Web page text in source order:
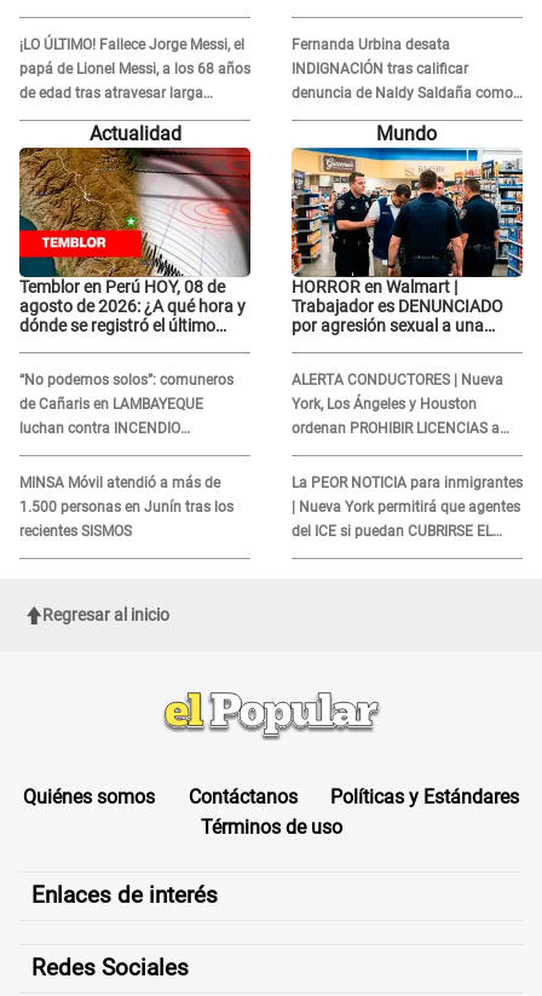
FORESTAL que sigue avanzando
¡LO ÚLTIMO! Fallece Jorge Messi, el
papá de Lionel Messi, a los 68 años
de edad tras atravesar larga
enfermedad
JUSTIFICA: "Por un error no vamos
a pagar todos"
Fernanda Urbina desata
INDIGNACIÓN tras calificar
denuncia de Naldy Saldaña como
'acto bochornoso': "No es justo
atacar a otra mujer"
Actualidad
Temblor en Perú HOY, 08 de
agosto de 2026: ¿A qué hora y
dónde se registró el último
“No podemos solos”: comuneros
de Cañaris en LAMBAYEQUE
luchan contra INCENDIO
FORESTAL que sigue avanzando
MINSA Móvil atendió a más de
1.500 personas en Junín tras los
recientes SISMOS
Mundo
HORROR en Walmart |
Trabajador es DENUNCIADO
por agresión sexual a una
ALERTA CONDUCTORES | Nueva
York, Los Ángeles y Houston
ordenan PROHIBIR LICENCIAS a
quienes no presenten ESTE
DOCUMENTO
La PEOR NOTICIA para inmigrantes
| Nueva York permitirá que agentes
del ICE si puedan CUBRIRSE EL
ROSTRO
Regresar al inicio
Quiénes somos Contáctanos
Políticas y Estándares
Términos de uso
Enlaces de interés
Redes Sociales